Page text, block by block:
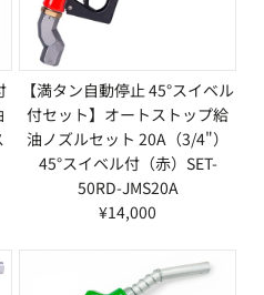
【満タン自動停止 45°スイベル
付セット】オートストップ給
油ノズルセット 20A（3/4"）
45°スイベル付（赤）SET-
50RD-JMS20A
¥14,000